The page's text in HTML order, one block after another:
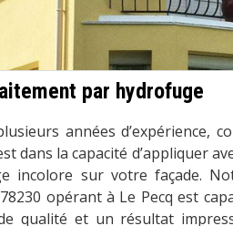
par hydrofuge
années d’expérience,
dans la capacité d’appliquer
incolore sur votre façade.
opérant à Le Pecq est
qualité et un résultat